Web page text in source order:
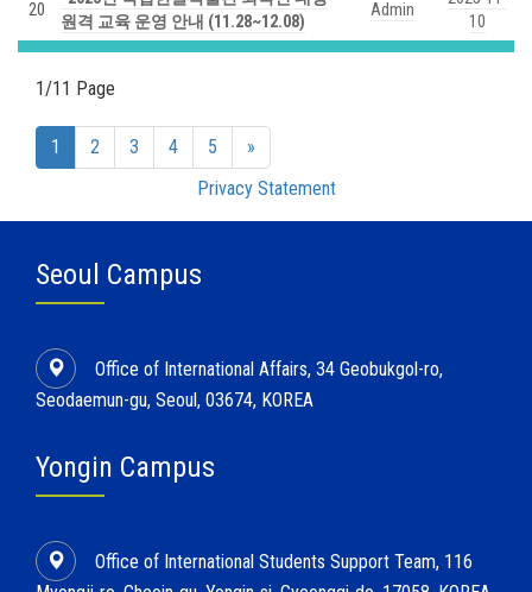
20
원격 교육 운영 안내 (11.28~12.08)
Admin
10
1/11 Page
1 (current)
2 3 4 5
»
Privacy Statement
Seoul Campus
Office of International Affairs, 34 Geobukgol-ro,
Seodaemun-gu, Seoul, 03674, KOREA
Yongin Campus
Office of International Students Support Team, 116